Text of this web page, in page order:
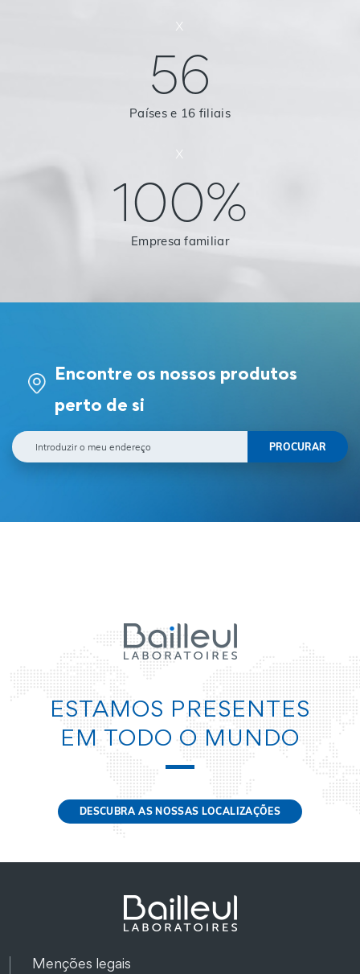
x
56
Países e 16 filiais
x
100%
Empresa familiar
Encontre os nossos produtos
perto de si
ESTAMOS PRESENTES
EM TODO O MUNDO
DESCUBRA AS NOSSAS LOCALIZAÇÕES
Menções legais